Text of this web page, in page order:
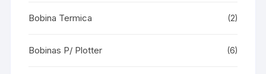
Bobina Termica (2)
Bobinas P/ Plotter (6)